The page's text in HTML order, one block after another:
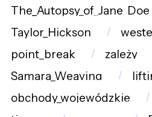
The_Autopsy_of_Jane_Doe
Taylor_Hickson
point_break
zależy
Samara_Weaving
obchody_wojewódzkie